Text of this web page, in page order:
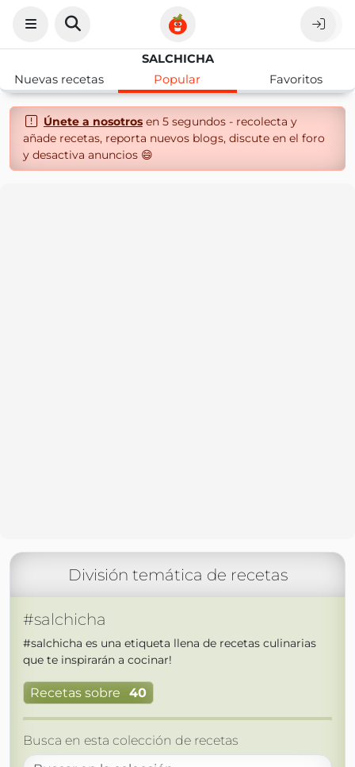
SALCHICHA
Nuevas recetas
Popular Favoritos
Únete a nosotrosen 5 segundos - recolecta y
añade recetas, reporta nuevos blogs, discute en el foro
y desactiva anuncios 😄
División temática de recetas
#salchicha
#salchicha es una etiqueta llena de recetas culinarias
que te inspirarán a cocinar!
Recetas sobre 40
Busca en esta colección de recetas